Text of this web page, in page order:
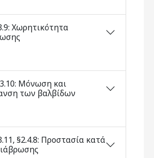
Χωρητικότητα
Μόνωση και
των βαλβίδων
§2.4.8: Προστασία κατά